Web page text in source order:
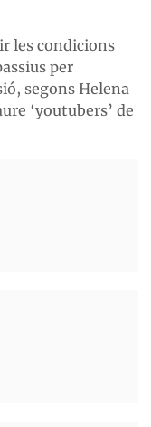
les condicions
per
segons Helena
‘youtubers’ de